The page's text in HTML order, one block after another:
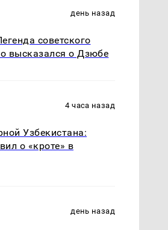
день назад
советского
высказался о Дзюбе
4 часа назад
Узбекистана:
о «кроте» в
день назад